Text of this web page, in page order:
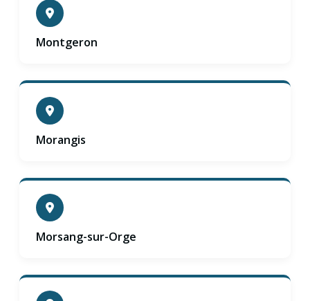
Montgeron
Morangis
Morsang-sur-Orge